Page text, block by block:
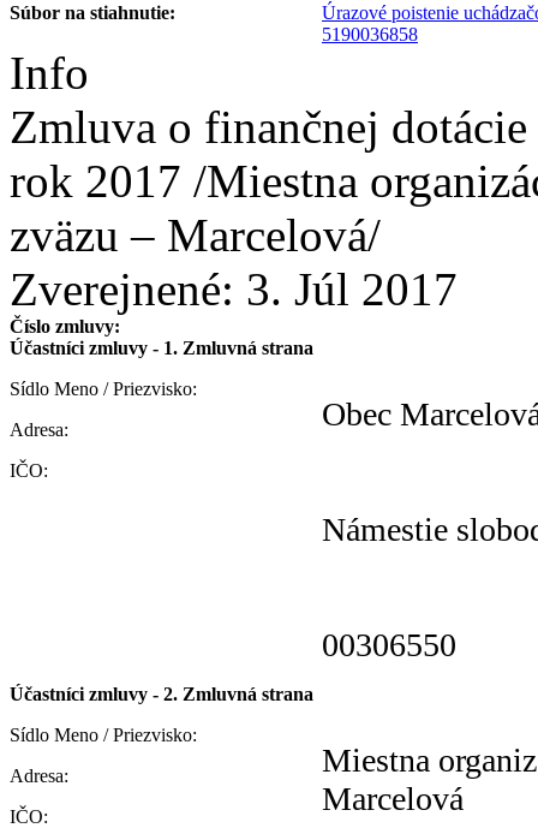
Súbor na stiahnutie:
Úrazové poistenie
5190036858
Info
Zmluva o finančnej
rok 2017 /Miestna
zväzu – Marcelová/
Zverejnené: 3. Júl 2017
Číslo zmluvy:
Účastníci zmluvy - 1. Zmluvná strana
Sídlo Meno / Priezvisko:
Adresa:
IČO:
Obec
Námestie
00306550
Účastníci zmluvy - 2. Zmluvná strana
Sídlo Meno / Priezvisko:
Adresa:
IČO:
Miestna
Marcelová